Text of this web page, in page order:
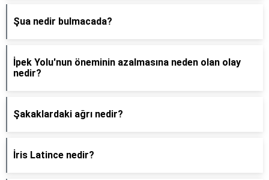
Şua nedir bulmacada?
İpek Yolu'nun öneminin azalmasına neden olan olay
nedir?
Şakaklardaki ağrı nedir?
İris Latince nedir?